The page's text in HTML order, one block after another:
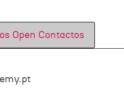
Open Contactos